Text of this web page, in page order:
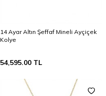
14 Ayar Altın Şeffaf Mineli Ayçiçek
Kolye
54,595.00 TL